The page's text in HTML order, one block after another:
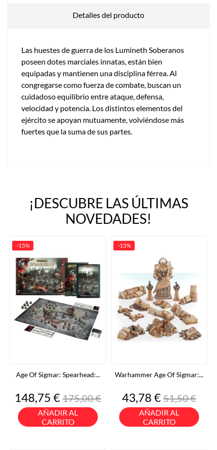
Detalles del producto
Las huestes de guerra de los Lumineth Soberanos
poseen dotes marciales innatas, están bien
equipadas y mantienen una disciplina férrea. Al
congregarse como fuerza de combate, buscan un
cuidadoso equilibrio entre ataque, defensa,
velocidad y potencia. Los distintos elementos del
ejército se apoyan mutuamente, volviéndose más
fuertes que la suma de sus partes.
¡DESCUBRE LAS ÚLTIMAS
NOVEDADES!
Age Of Sigmar: Spearhead:...
Precio
148,75 €Precio
base
175,00 €
AÑADIR AL
CARRITO
-15%
Warhammer Age Of Sigmar:...
Precio
43,78 €Precio
base
51,50 €
AÑADIR AL
CARRITO
-15%